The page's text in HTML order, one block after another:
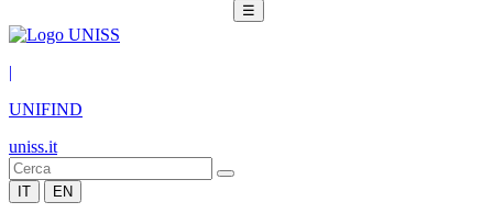
☰
|
UNIFIND
uniss.it
IT EN